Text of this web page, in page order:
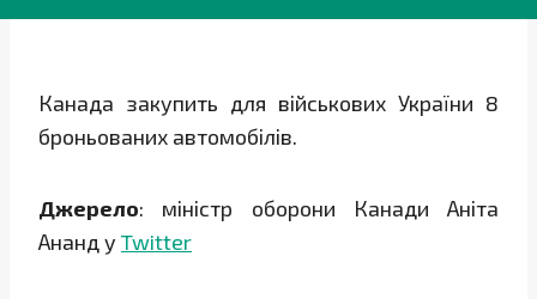
Канада закупить для військових України 8
броньованих автомобілів.
Джерело: міністр оборони Канади Аніта
Ананд у Twitter